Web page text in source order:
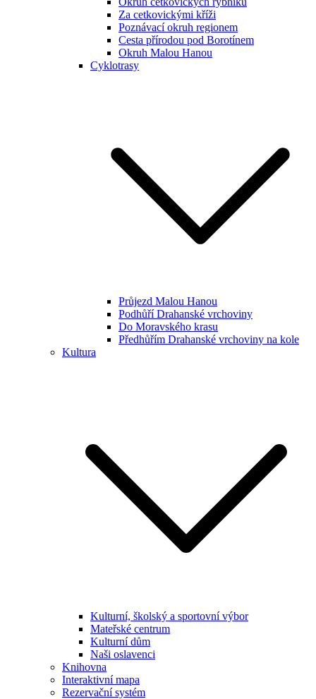
Za cetkovickými kříži
Poznávací okruh regionem
Cesta přírodou pod Borotínem
Okruh Malou Hanou
Cyklotrasy
Průjezd Malou Hanou
Podhůří Drahanské vrchoviny
Do Moravského krasu
Předhůřím Drahanské vrchoviny na kole
Kultura
Kulturní, školský a sportovní výbor
Mateřské centrum
Kulturní dům
Naši oslavenci
Knihovna
Interaktivní mapa
Rezervační systém